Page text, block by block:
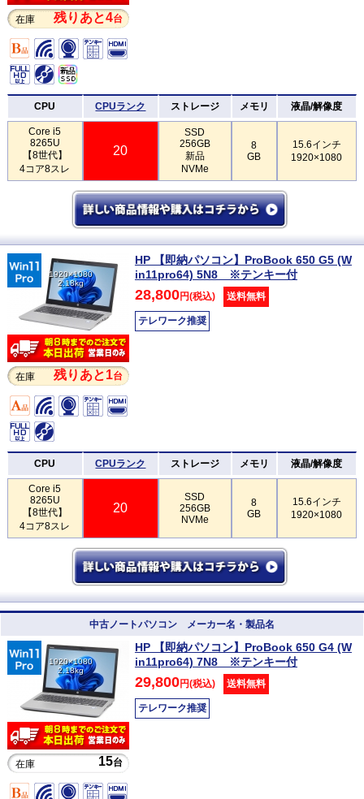
在庫 残りあと4台
CPU CPUランク ストレージ メモリ 液晶/解像度
Core i5
8265U
【8世代】
4コア8スレ
20
SSD
256GB
新品
NVMe
8
GB
15.6インチ
1920×1080
1920×1080
2.18kg
在庫 残りあと1台
HP 【即納パソコン】ProBook 650 G5 (W
in11pro64) 5N8 ※テンキー付
28,800円(税込) 送料無料
テレワーク推奨
CPU CPUランク ストレージ メモリ 液晶/解像度
Core i5
8265U
【8世代】
4コア8スレ
20
SSD
256GB
NVMe
8
GB
15.6インチ
1920×1080
中古ノートパソコン メーカー名・製品名
1920×1080
2.18kg
在庫 15台
HP 【即納パソコン】ProBook 650 G4 (W
in11pro64) 7N8 ※テンキー付
29,800円(税込) 送料無料
テレワーク推奨